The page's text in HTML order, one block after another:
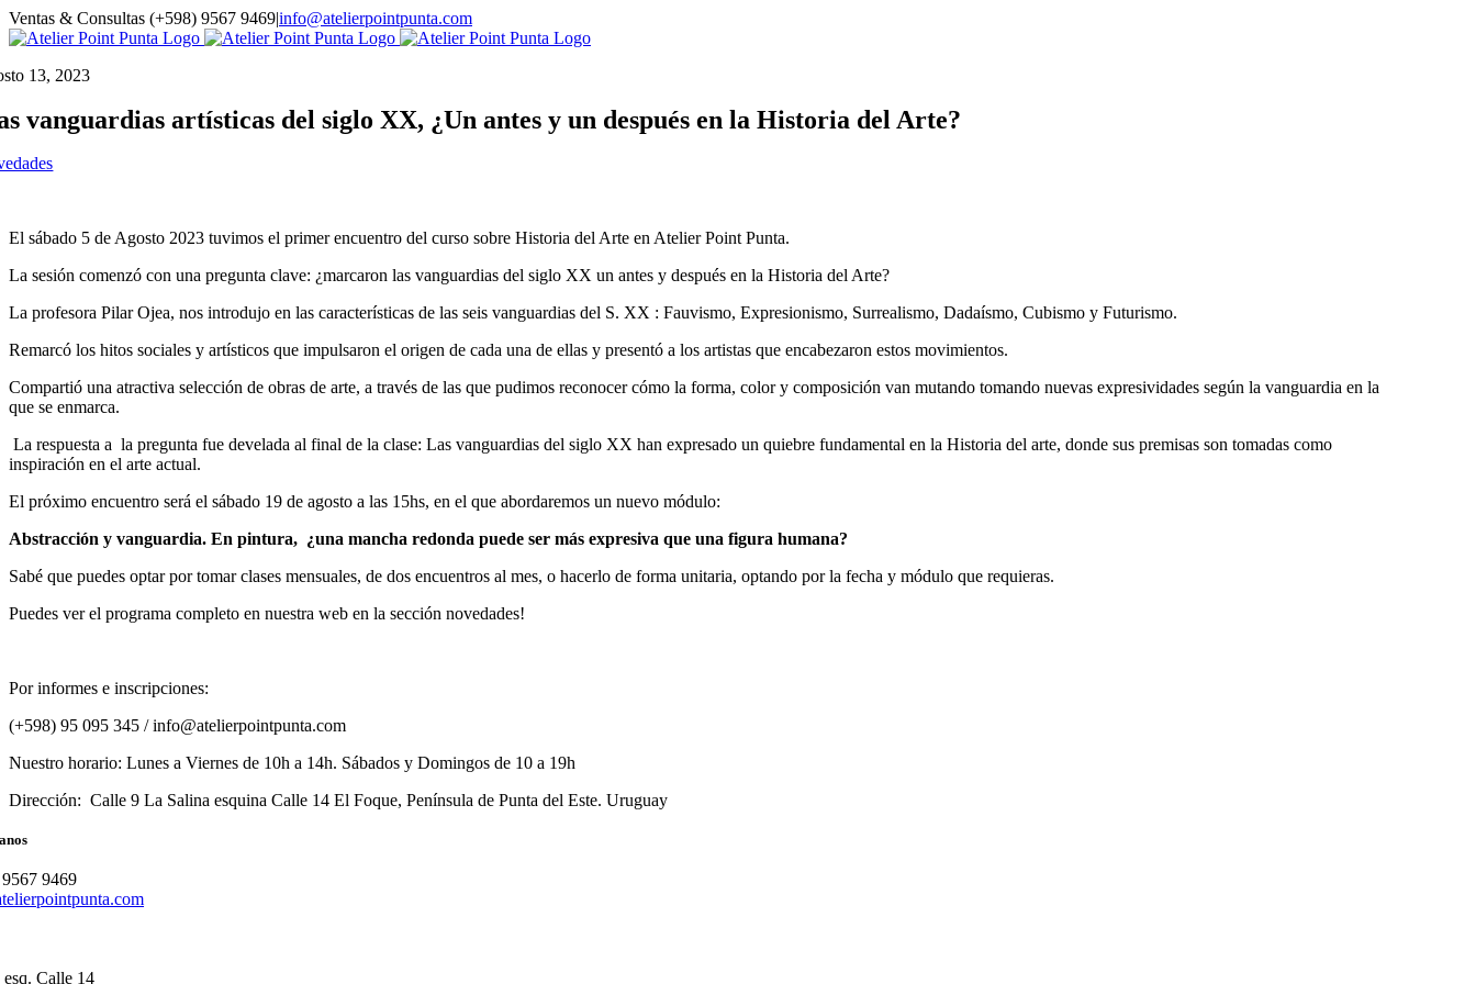
Saltar
al
Ventas & Consultas (+598) 9567 9469|info@atelierpointpunta.com
WhatsApp
Instagram
13, 2023
vanguardias artísticas del siglo XX, ¿Un antes y un después en la Historia del Arte?
El sábado 5 de Agosto 2023 tuvimos el primer encuentro del curso sobre Historia del Arte en Atelier Point Punta.
La sesión comenzó con una pregunta clave: ¿marcaron las vanguardias del siglo XX un antes y después en la Historia del Arte?
La profesora Pilar Ojea, nos introdujo en las características de las seis vanguardias del S. XX : Fauvismo, Expresionismo, Surrealismo, Dadaísmo, Cubismo y Futurismo.
Remarcó los hitos sociales y artísticos que impulsaron el origen de cada una de ellas y presentó a los artistas que encabezaron estos movimientos.
Compartió una atractiva selección de obras de arte, a través de las que pudimos reconocer cómo la forma, color y composición van mutando tomando nuevas expresividades según la vanguardia en la
que se enmarca.
La respuesta a la pregunta fue develada al final de la clase: Las vanguardias del siglo XX han expresado un quiebre fundamental en la Historia del arte, donde sus premisas son tomadas como
inspiración en el arte actual.
El próximo encuentro será el sábado 19 de agosto a las 15hs, en el que abordaremos un nuevo módulo:
Abstracción y vanguardia. En pintura, ¿una mancha redonda puede ser más expresiva que una figura humana?
Sabé que puedes optar por tomar clases mensuales, de dos encuentros al mes, o hacerlo de forma unitaria, optando por la fecha y módulo que requieras.
Puedes ver el programa completo en nuestra web en la sección novedades!
Por informes e inscripciones:
(+598) 95 095 345 / info@atelierpointpunta.com
Nuestro horario: Lunes a Viernes de 10h a 14h. Sábados y Domingos de 10 a 19h
Dirección: Calle 9 La Salina esquina Calle 14 El Foque, Península de Punta del Este. Uruguay
9469
Calle 14